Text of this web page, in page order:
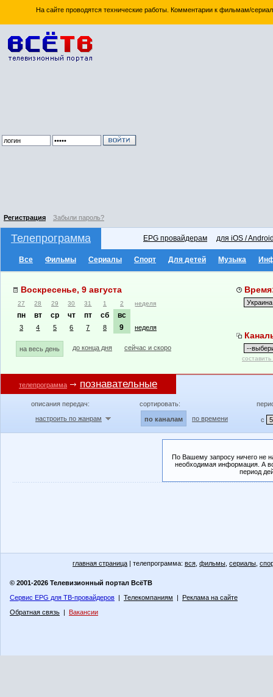
На сайте проводятся технические работы. Комментарии к фильмам/
Регистрация Забыли пароль?
Телепрограмма EPG провайдерам для iOS /
Все Фильмы Сериалы Спорт Для детей Музыка
Воскресенье, 9 августа
27 28 29 30 31 1 2 неделя
пн вт ср чт пт сб вс
3 4 5 6 7 8 9 неделя
на весь день до конца дня сейчас и скоро
телепрограмма познавательные
описания передач:
настроить по жанрам
сортировать:
по каналам по времени с
По Вашему запросу ничего не
необходимая информация. А
период
главная страница | телепрограмма: вся фильмы сериалы
© 2001-2026 Телевизионный портал ВсёТВ
Сервис EPG для ТВ-провайдеров | Телекомпаниям | Реклама на сайте
Обратная связь | Вакансии